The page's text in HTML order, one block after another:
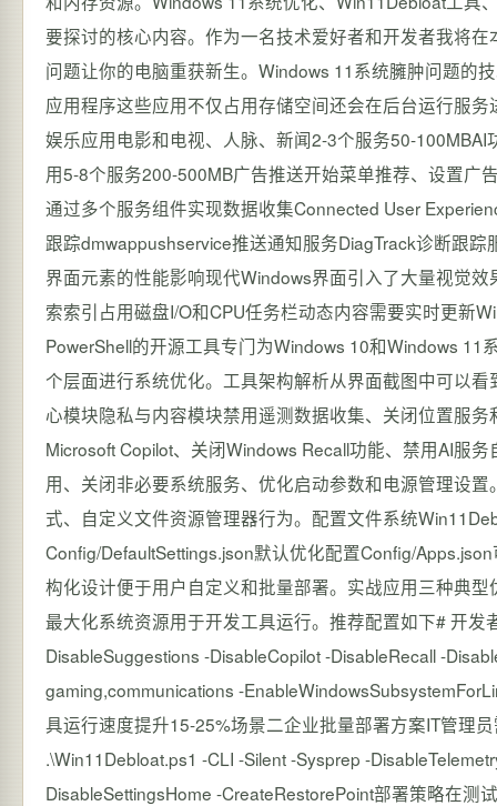
要探讨的核心内容。作为一名技术爱好者和开发者我将
问题让你的电脑重获新生。Windows 11系统臃肿问题的
应用程序这些应用不仅占用存储空间还会在后台运行服
娱乐应用电影和电视、人脉、新闻2-3个服务50-
用5-8个服务200-500MB广告推送开始菜单推荐、设置广
通过多个服务组件实现数据收集Connected User
跟踪dmwappushservice推送通知服务DiagTrack诊断跟
界面元素的性能影响现代Windows界面引入了大量视觉
索索引占用磁盘I/O和CPU任务栏动态内容需要实时更新
PowerShell的开源工具专门为Windows 10和Windows
个层面进行系统优化。工具架构解析从界面截图中可以
心模块隐私与内容模块禁用遥测数据收集、关闭位置服
Microsoft Copilot、关闭Windows Recall功能、禁用AI服
用、关闭非必要系统服务、优化启动参数和电源管理设
式、自定义文件资源管理器行为。配置文件系统
Config/DefaultSettings.json默认优化配置Config/
构化设计便于用户自定义和批量部署。实战应用三种典
最大化系统资源用于开发工具运行。推荐配置如下# 开发
DisableSuggestions -DisableCopilot -DisableRecall -
gaming,communications -
具运行速度提升15-25%场景二企业批量部署方案IT管理
.\Win11Debloat.ps1 -CLI -Silent -Sysprep -
DisableSettingsHome -CreateRestorePoint部署策略在